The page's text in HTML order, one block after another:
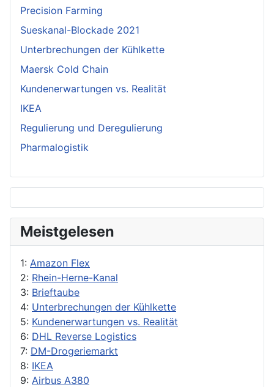
Precision Farming
Sueskanal-Blockade 2021
Unterbrechungen der Kühlkette
Maersk Cold Chain
Kundenerwartungen vs. Realität
IKEA
Regulierung und Deregulierung
Pharmalogistik
Meistgelesen
1: Amazon Flex
2: Rhein-Herne-Kanal
3: Brieftaube
4: Unterbrechungen der Kühlkette
5: Kundenerwartungen vs. Realität
6: DHL Reverse Logistics
7: DM-Drogeriemarkt
8: IKEA
9: Airbus A380